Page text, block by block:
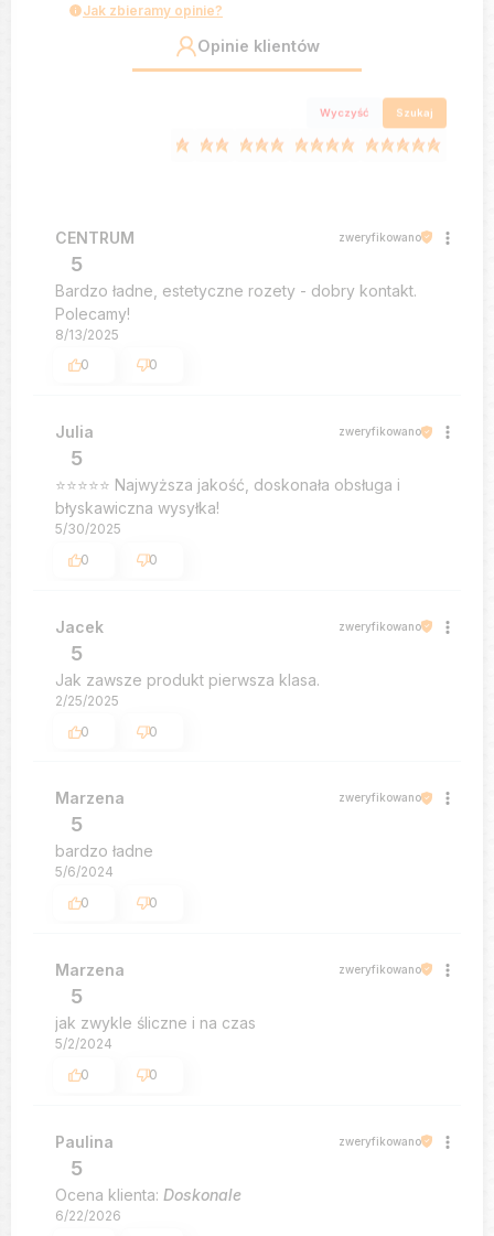
Jak zbieramy opinie?
Opinie klientów
Wyczyść Szukaj
CENTRUM zweryfikowano
5
Bardzo ładne, estetyczne rozety - dobry kontakt.
Polecamy!
8/13/2025
0
0
Julia zweryfikowano
5
⭐️⭐️⭐️⭐️⭐️ Najwyższa jakość, doskonała obsługa i
błyskawiczna wysyłka!
5/30/2025
0
0
Jacek zweryfikowano
5
Jak zawsze produkt pierwsza klasa.
2/25/2025
0
0
Marzena zweryfikowano
5
bardzo ładne
5/6/2024
0
0
Marzena zweryfikowano
5
jak zwykle śliczne i na czas
5/2/2024
0
0
Paulina zweryfikowano
5
Ocena klienta: Doskonale
6/22/2026